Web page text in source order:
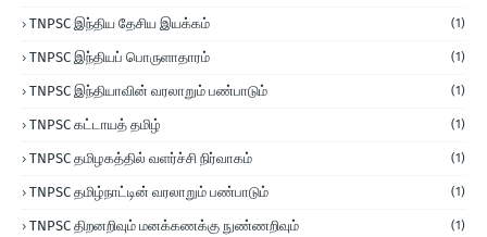
TNPSC இந்திய தேசிய இயக்கம் (1)
TNPSC இந்தியப் பொருளாதாரம் (1)
TNPSC இந்தியாவின் வரலாறும் பண்பாடும் (1)
TNPSC கட்டாயத் தமிழ் (1)
TNPSC தமிழகத்தில் வளர்ச்சி நிர்வாகம் (1)
TNPSC தமிழ்நாட்டின் வரலாறும் பண்பாடும் (1)
TNPSC திறனறிவும் மனக்கணக்கு நுண்ணறிவும் (1)